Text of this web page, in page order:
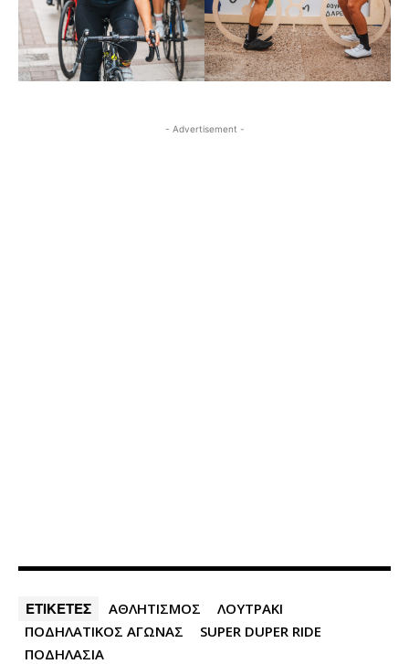
- Advertisement -
ΕΤΙΚΕΤΕΣ ΑΘΛΗΤΙΣΜΟΣ
ΛΟΥΤΡΑΚΙ
ΠΟΔΗΛΑΤΙΚΟΣ ΑΓΩΝΑΣ
SUPER DUPER RIDE
ΠΟΔΗΛΑΣΙΑ